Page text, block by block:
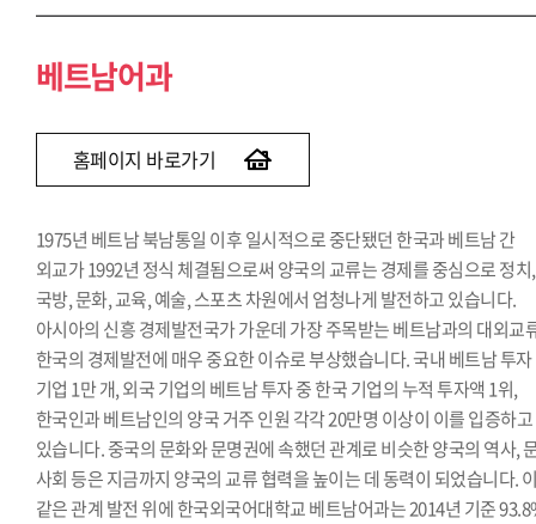
베트남어과
홈페이지 바로가기
1975년 베트남 북남통일 이후 일시적으로 중단됐던 한국과 베트남 간
외교가 1992년 정식 체결됨으로써 양국의 교류는 경제를 중심으로 정치,
국방, 문화, 교육, 예술, 스포츠 차원에서 엄청나게 발전하고 있습니다.
아시아의 신흥 경제발전국가 가운데 가장 주목받는 베트남과의 대외교
한국의 경제발전에 매우 중요한 이슈로 부상했습니다. 국내 베트남 투자
기업 1만 개, 외국 기업의 베트남 투자 중 한국 기업의 누적 투자액 1위,
한국인과 베트남인의 양국 거주 인원 각각 20만명 이상이 이를 입증하고
있습니다. 중국의 문화와 문명권에 속했던 관계로 비슷한 양국의 역사,
사회 등은 지금까지 양국의 교류 협력을 높이는 데 동력이 되었습니다.
같은 관계 발전 위에 한국외국어대학교 베트남어과는 2014년 기준